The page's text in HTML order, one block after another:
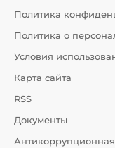
Политика
Политика о
Условия
Карта сайта
RSS
Документы